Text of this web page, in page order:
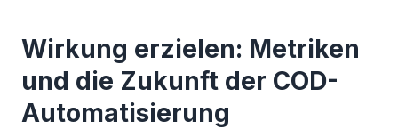
Wirkung erzielen: Metriken
und die Zukunft der COD-
Automatisierung